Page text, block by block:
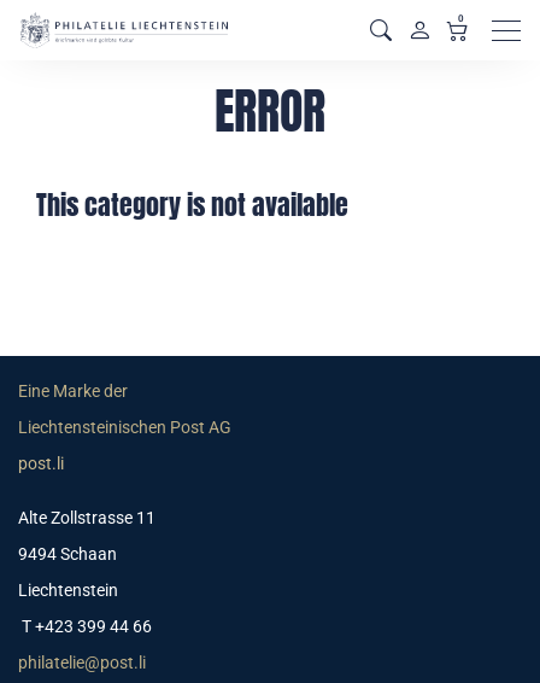
0
ERROR
This category is not available
Eine Marke der
Liechtensteinischen Post AG
post.li
Alte Zollstrasse 11
9494 Schaan
Liechtenstein
T +423 399 44 66
philatelie@post.li